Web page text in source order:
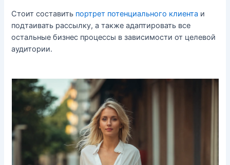
Стоит составить портрет потенциального клиента и
подтаивать рассылку, а также адаптировать все
остальные бизнес процессы в зависимости от целевой
аудитории.